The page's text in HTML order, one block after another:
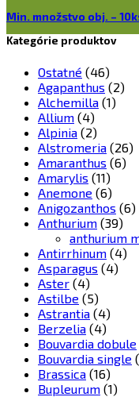
Min. množstvo obj. –
Kategórie produktov
Ostatné (46)
Agapanthus (2)
Alchemilla (1)
Allium (4)
Alpinia (2)
Alstromeria (26)
Amaranthus (6)
Amarylis (11)
Anemone (6)
Anigozanthos (6)
Anthurium (39)
anthurium
Antirrhinum (4)
Asparagus (4)
Aster (4)
Astilbe (5)
Astrantia (4)
Berzelia (4)
Bouvardia dobule
Bouvardia single
Brassica (16)
Bupleurum (1)